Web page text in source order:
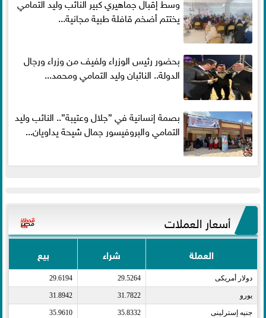
يختتم أضخم قافلة طبية مجانية...
بحضور رئيس الوزراء ولفيف من وزراء ورجال
الدولة.. النائبان وليد التمامي ومحمد...
بصمة إنسانية في ”جلال وعتيبة”.. النائب وليد
التمامي والبروفيسور جمال شيحة يداويان...
أسعار العملات
العملة شراء بيع
دولار أمريكى​ 29.5264
29.6194
يورو​ 31.7822
31.8942
جنيه إسترلينى​ 35.8332
35.9610